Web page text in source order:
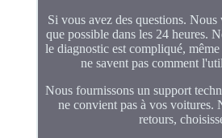
Si vous avez des questions. Nous
que possible dans les 24 heures.
le diagnostic est compliqué,
ne savent pas comment
Nous fournissons un support
ne convient pas à vos voitures.
retours,